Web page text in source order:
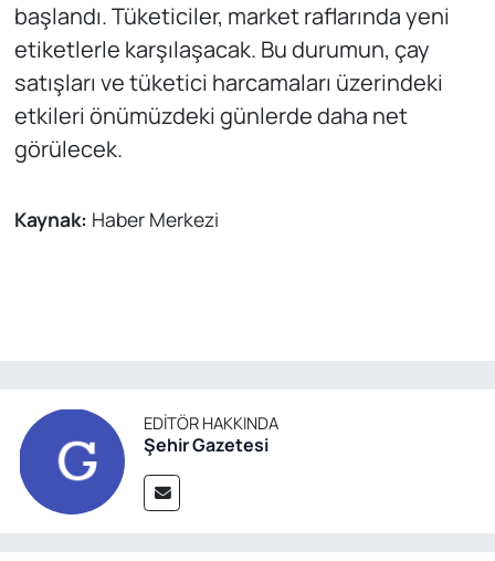
başlandı. Tüketiciler, market raflarında yeni
etiketlerle karşılaşacak. Bu durumun, çay
satışları ve tüketici harcamaları üzerindeki
etkileri önümüzdeki günlerde daha net
görülecek.
Kaynak: Haber Merkezi
EDITÖR HAKKINDA
Şehir Gazetesi